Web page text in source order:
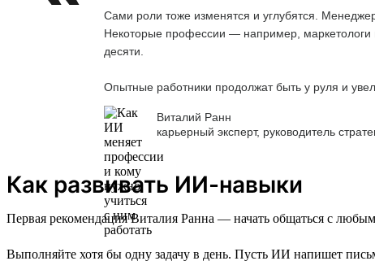
Сами роли тоже изменятся и углубятся.
Некоторые профессии — например, маркетологи
десяти.
Опытные работники продолжат быть у руля и
Виталий Ранн
карьерный эксперт, руководитель
Как развивать ИИ-навыки
Первая рекомендация Виталия Ранна — начать общаться с
Выполняйте хотя бы одну задачу в день. Пусть ИИ напишет